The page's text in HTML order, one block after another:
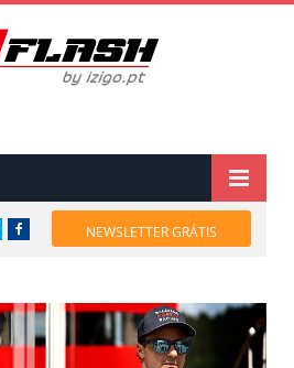
Facebook NEWSLETTER GRÁTIS